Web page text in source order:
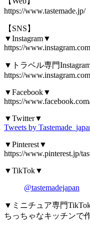
https://www.tastemade.jp/
【SNS】
▼Instagram▼
https://
▼トラベル専門
https://
▼Facebook▼
https://
▼Twitter▼
Tweets by
▼Pinterest▼
https://www.pinterest.jp/
▼TikTok▼
@tastemadejapan
▼ミニチュア専門
ちっちゃなキッチンで